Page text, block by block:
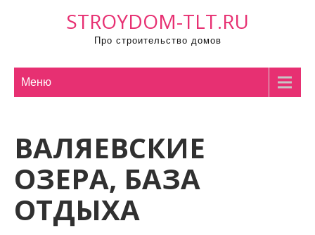
STROYDOM-TLT.RU
Про строительство домов
Меню
ВАЛЯЕВСКИЕ
ОЗЕРА, БАЗА
ОТДЫХА